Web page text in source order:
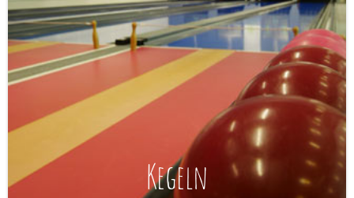
Kegeln